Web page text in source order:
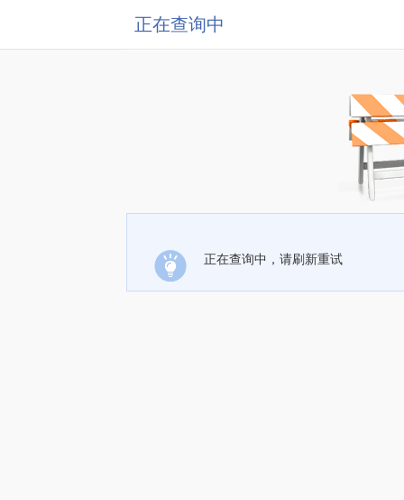
正在查询中
正在查询中，请刷新重试